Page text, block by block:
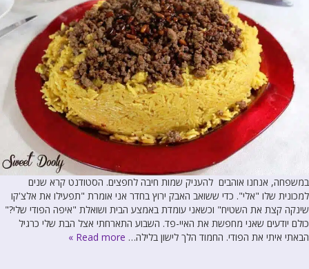
במשפחה, אנחנו אוהבים להעניק שמות חיבה לחפצים. הסטודנט קרא שנים
למכונית שלו "אלי". כדי ששואב האבק ירוץ בחדר אני אומרת "תפעילו את אלצ'קו
שינקה קצת את השטיח" וכשאני עומדת באמצע הבית ושואלת "איפה הפודי שלי?"
כולם יודעים שאני מחפשת את האיי-פד. השבוע התארחתי אצל הבת שלי כרגיל
הבאתי איתי את הפודי. החמוד הלך לישון בלילה… Read more »